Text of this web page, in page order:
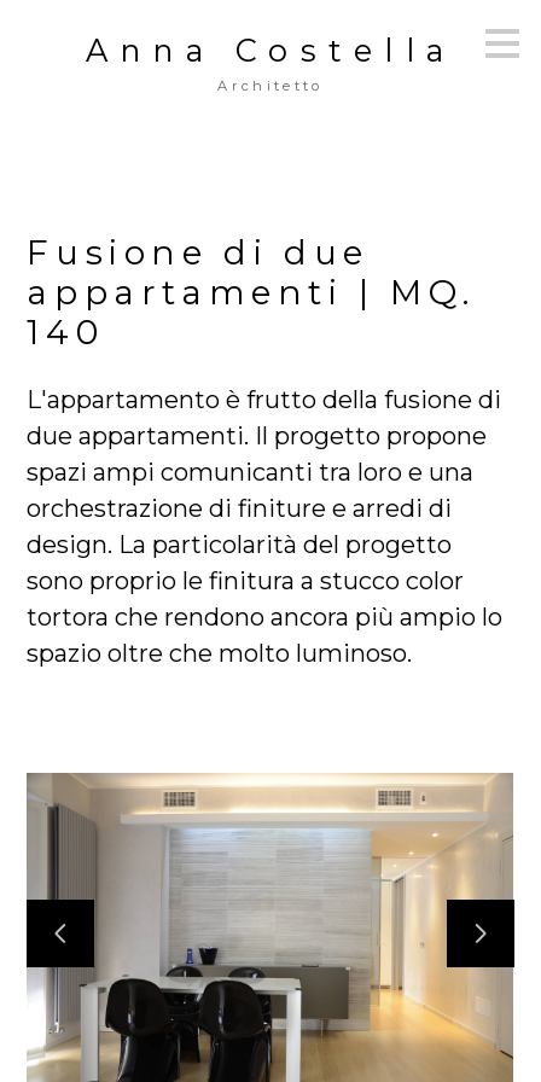
contenutiAnna Costella
Architetto
IL NOSTRO LAVORO
CONTATTACI
Fusione di due
appartamenti | MQ.
140
L'appartamento è frutto della fusione di
due appartamenti. Il progetto propone
spazi ampi comunicanti tra loro e una
orchestrazione di finiture e arredi di
design. La particolarità del progetto
sono proprio le finitura a stucco color
tortora che rendono ancora più ampio lo
spazio oltre che molto luminoso.